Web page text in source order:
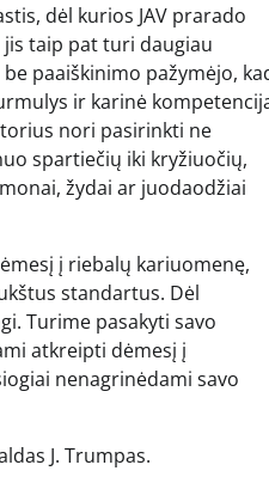
dėl kurios JAV prarado
taip pat turi daugiau
paaiškinimo pažymėjo,
ir karinė
nori pasirinkti ne
spartiečių iki kryžiuočių,
žydai ar juodaodžiai
į riebalų kariuomenę,
standartus. Dėl
Turime pasakyti savo
atkreipti dėmesį į
nenagrinėdami savo
J. Trumpas.